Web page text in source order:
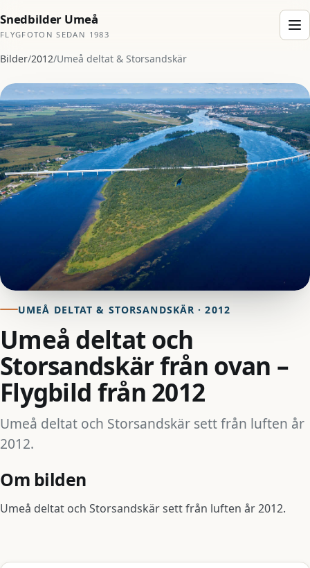
Snedbilder Umeå
FLYGFOTON SEDAN 1983
Bilder/2012/Umeå deltat & Storsandskär
UMEÅ DELTAT & STORSANDSKÄR · 2012
Umeå deltat och
Storsandskär från ovan –
Flygbild från 2012
Umeå deltat och Storsandskär sett från luften år
2012.
Om bilden
Umeå deltat och Storsandskär sett från luften år 2012.